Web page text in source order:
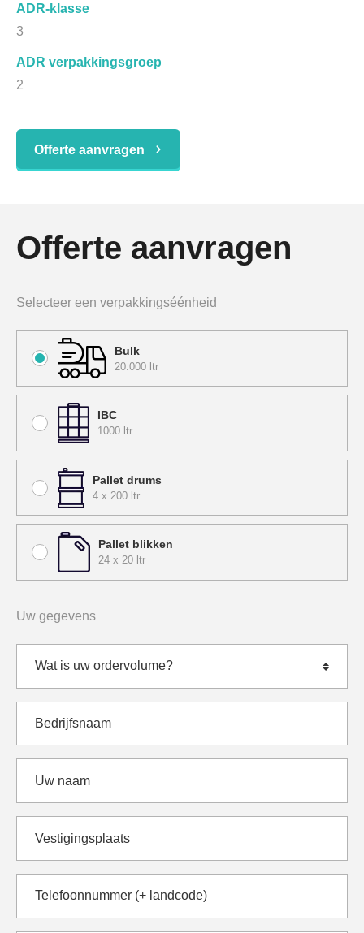
ADR-klasse
3
ADR verpakkingsgroep
2
Offerte aanvragen
Offerte aanvragen
Selecteer een verpakkingséénheid
Bulk
20.000 ltr
IBC
1000 ltr
Pallet drums
4 x 200 ltr
Pallet blikken
24 x 20 ltr
Uw gegevens